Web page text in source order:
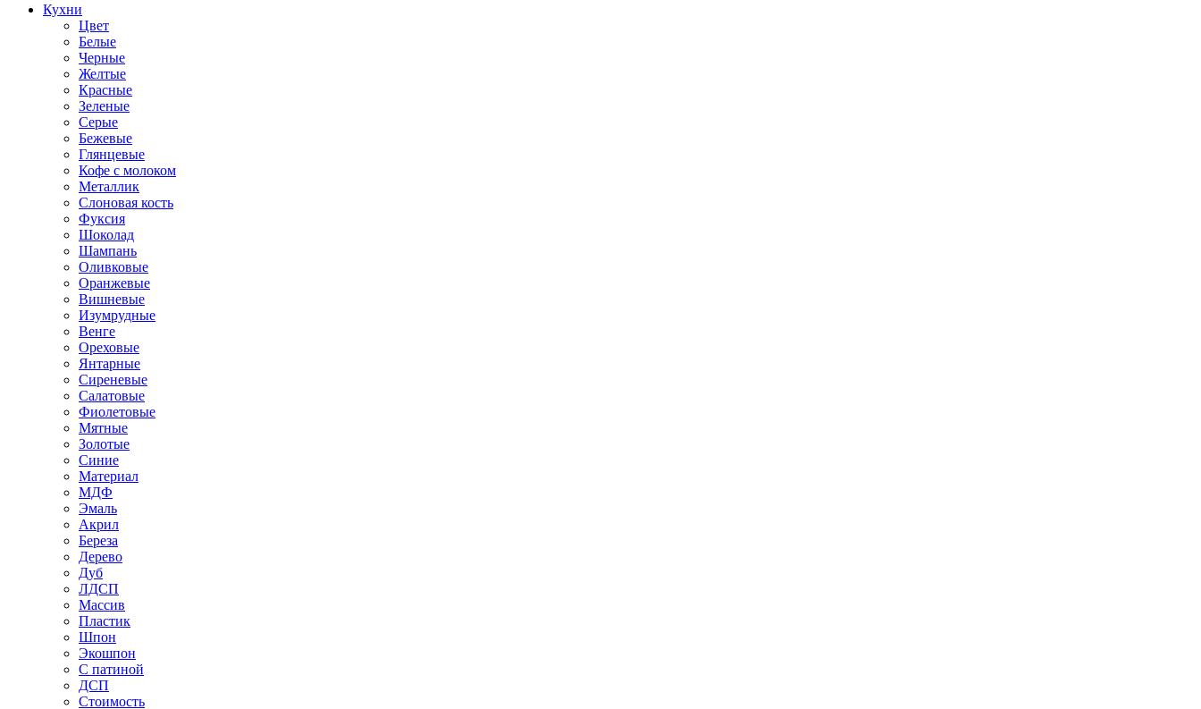
Кухни
Цвет
Белые
Черные
Желтые
Красные
Зеленые
Серые
Бежевые
Глянцевые
Кофе с молоком
Металлик
Слоновая кость
Фуксия
Шоколад
Шампань
Оливковые
Оранжевые
Вишневые
Изумрудные
Венге
Ореховые
Янтарные
Сиреневые
Салатовые
Фиолетовые
Мятные
Золотые
Синие
Материал
МДФ
Эмаль
Акрил
Береза
Дерево
Дуб
ЛДСП
Массив
Пластик
Шпон
Экошпон
С патиной
ДСП
Стоимость